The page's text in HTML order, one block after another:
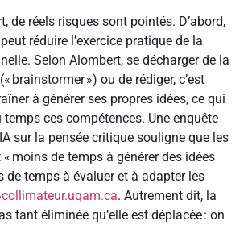
de réels risques sont pointés. D’abord,
peut réduire l’exercice pratique de la
Selon Alombert, se décharger de la
brainstormer ») ou de rédiger, c’est
à générer ses propres idées, ce qui
ces compétences. Une enquête
sur la pensée critique souligne que les
moins de temps à générer des idées
de temps à évaluer et à adapter les
collimateur.uqam.ca. Autrement dit, la
tant éliminée qu’elle est déplacée : on